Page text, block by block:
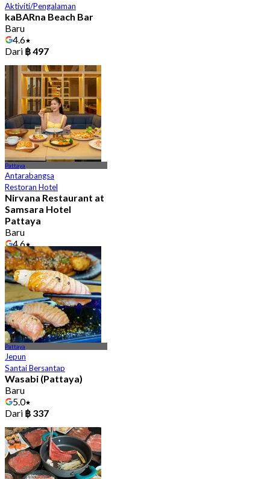
Aktiviti/Pengalaman
kaBARna Beach Bar
Baru
4.6
Dari ฿ 497
Pattaya
Antarabangsa
Restoran Hotel
Nirvana Restaurant at
Samsara Hotel
Pattaya
Baru
4.6
Dari฿ 525
Pattaya
Jepun
Santai Bersantap
Wasabi (Pattaya)
Baru
5.0
Dari ฿ 337